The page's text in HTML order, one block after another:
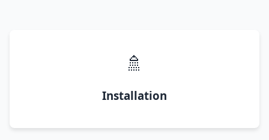
🚿
Installation